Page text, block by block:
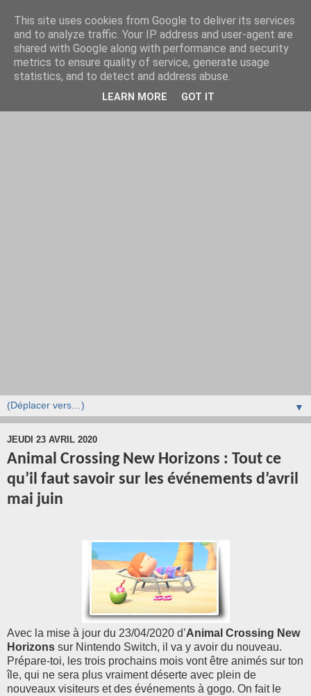
▼
JEUDI 23 AVRIL 2020
Animal Crossing New Horizons : Tout ce
qu’il faut savoir sur les événements d’avril
mai juin
Avec la mise à jour du 23/04/2020 d’Animal Crossing New
Horizons sur Nintendo Switch, il va y avoir du nouveau.
Prépare-toi, les trois prochains mois vont être animés sur ton
île, qui ne sera plus vraiment déserte avec plein de
nouveaux visiteurs et des événements à gogo. On fait le
This site uses cookies from Google to deliver its services
and to analyze traffic. Your IP address and user-agent are
shared with Google along with performance and security
metrics to ensure quality of service, generate usage
statistics, and to detect and address abuse.
LEARN MORE GOT IT